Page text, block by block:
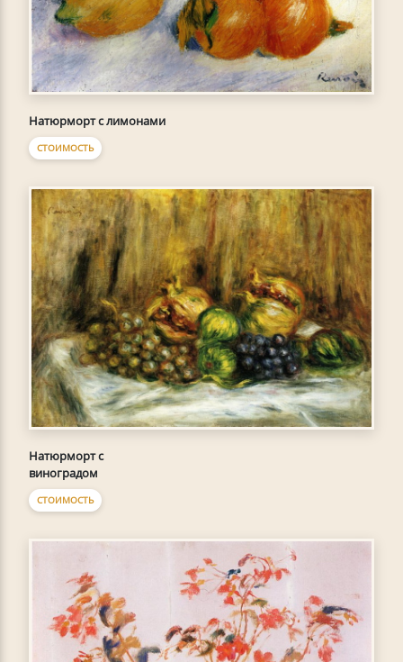
Натюрморт с лимонами
СТОИМОСТЬ
Натюрморт с
виноградом
СТОИМОСТЬ